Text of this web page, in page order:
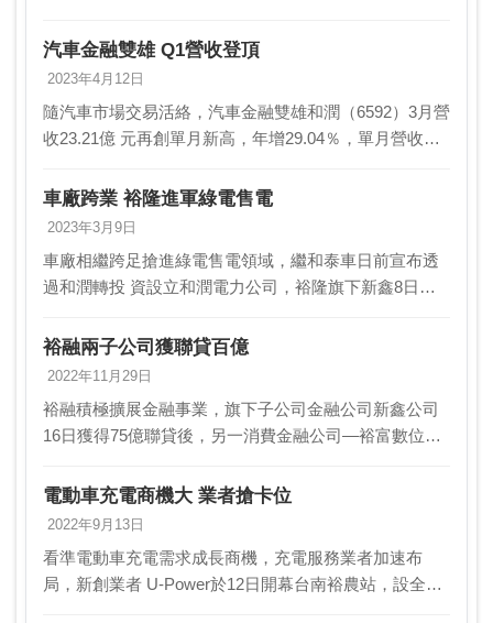
MG ZS，為消費者帶來更多選擇。不僅如此，裕隆…
汽車金融雙雄 Q1營收登頂
2023年4月12日
隨汽車市場交易活絡，汽車金融雙雄和潤（6592）3月營
收23.21億 元再創單月新高，年增29.04％，單月營收已
34.55億元、年增23.73…
車廠跨業 裕隆進軍綠電售電
2023年3月9日
車廠相繼跨足搶進綠電售電領域，繼和泰車日前宣布透
過和潤轉投 資設立和潤電力公司，裕隆旗下新鑫8日也
案場下半年可投入台電電力交易平台。 裕隆表示，旗
下…
裕融兩子公司獲聯貸百億
2022年11月29日
裕融積極擴展金融事業，旗下子公司金融公司新鑫公司
16日獲得75億聯貸後，另一消費金融公司—裕富數位資
元聯貸案，兩家子公司合計獲逾百億資金挹注，除充…
電動車充電商機大 業者搶卡位
2022年9月13日
看準電動車充電需求成長商機，充電服務業者加速布
局，新創業者 U-Power於12日開幕台南裕農站，設全台